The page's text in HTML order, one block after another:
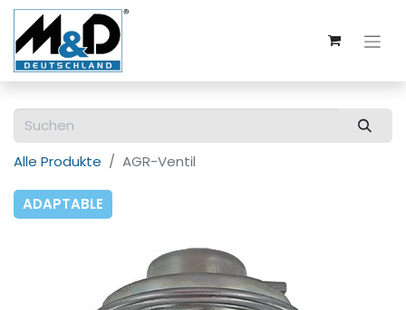
Alle Produkte AGR-Ventil
ADAPTABLE